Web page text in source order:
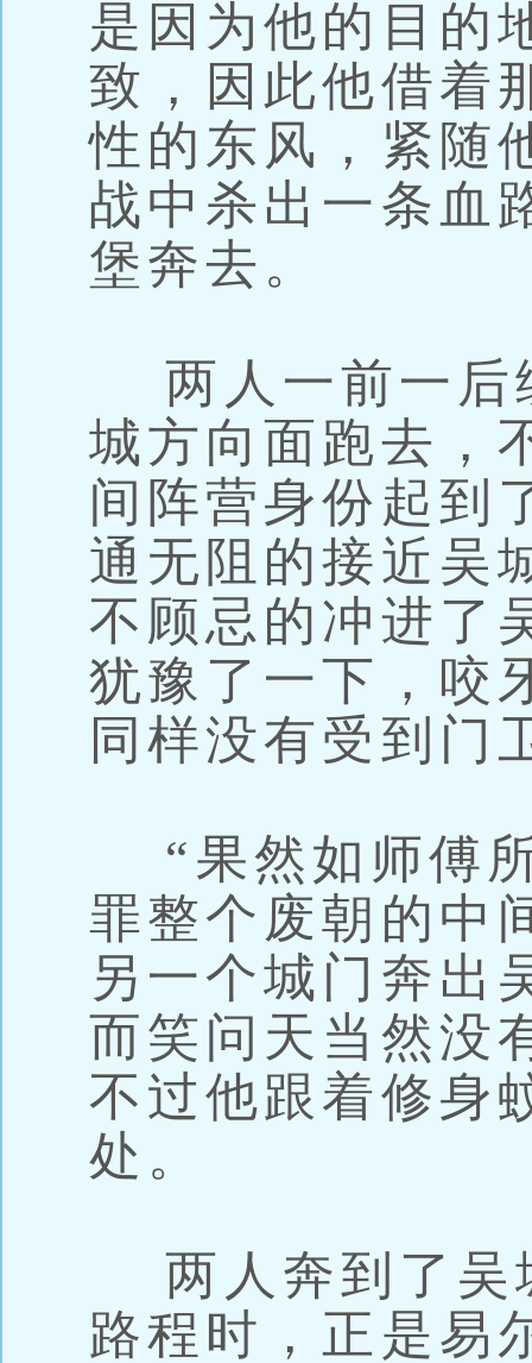
是因为他的目的
致，因此他借着
性的东风，紧随
战中杀出一条血
堡奔去。
两人一前一后
城方向面跑去，
间阵营身份起到
通无阻的接近吴
不顾忌的冲进了
犹豫了一下，咬
同样没有受到门
“果然如师傅
罪整个废朝的中
另一个城门奔出
而笑问天当然没
不过他跟着修身
处。
两人奔到了吴
路程时，正是易